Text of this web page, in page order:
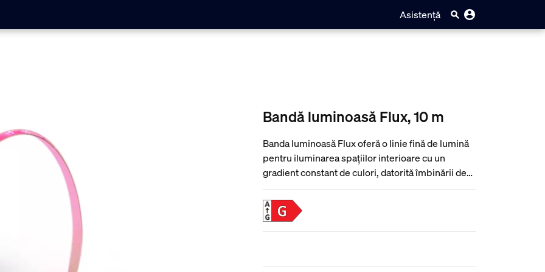
Asistență
Bandă luminoasă Flux, 10 m
Banda luminoasă Flux oferă o linie fină de lumină
pentru iluminarea spațiilor interioare cu un
gradient constant de culori, datorită îmbinării de
precizie a culorilor Chromasync™. Luminează
colțurile cu cele mai pure tonuri de alb cu LED-uri
albe și calde dedicate. Folosește banda luminoasă
Flux în spatele suporturilor de televizor, în jurul